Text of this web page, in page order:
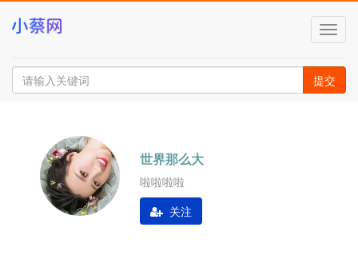
切
换
导
航
提交
世界那么大
啦啦啦啦
关注